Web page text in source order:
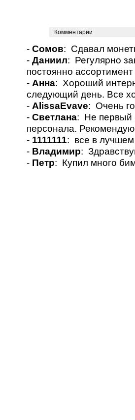
Комментарии
- Сомов: Сдавал
- Даниил: Регулярно
постоянно
- Анна: Хороший
следующий день. Все
- AlissaEvave: Очень
- Светлана: Не первый
персонала.
- 1111111: все в
- Владимир:
- Петр: Купил много